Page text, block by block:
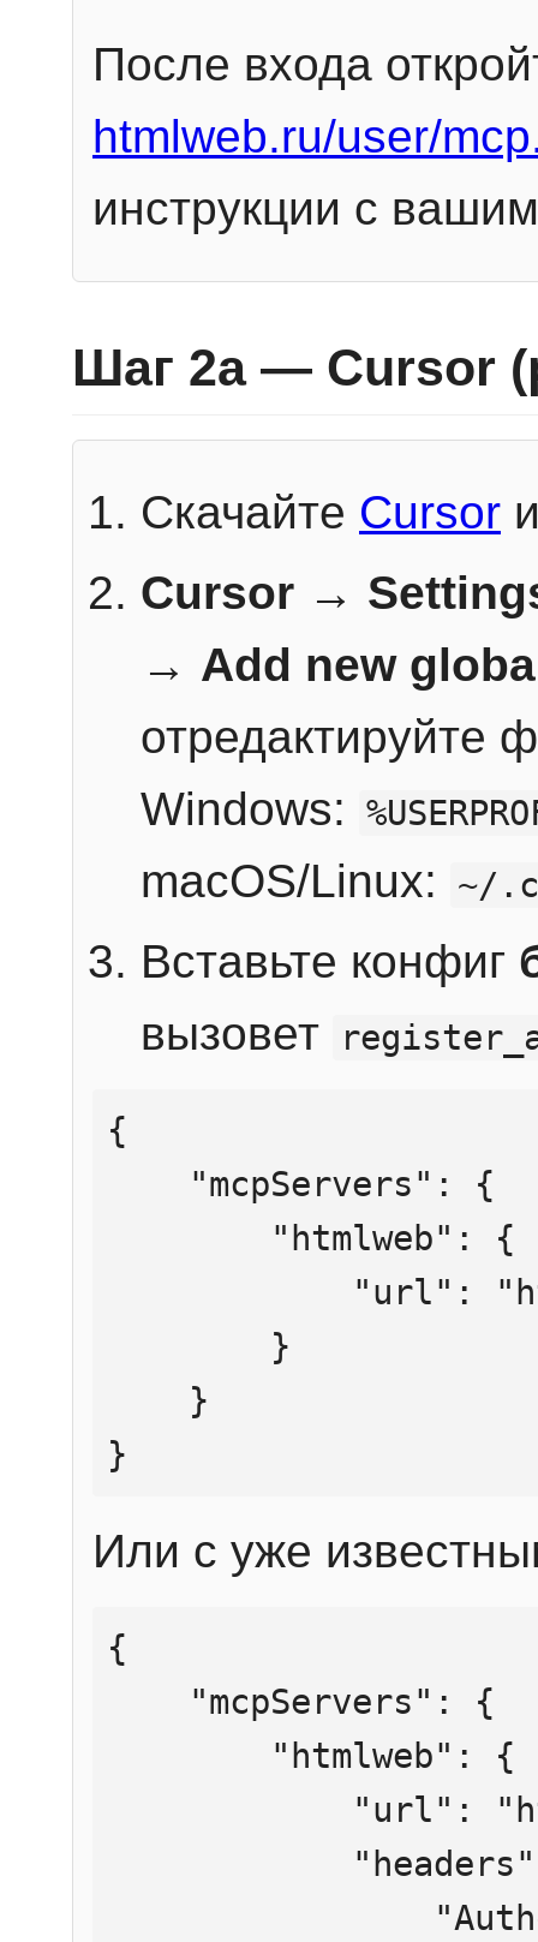
После входа
htmlweb.ru/user/
инструкции с
Шаг 2a — Cursor
Скачайте Cursor
Cursor →
→ Add new
отредактируйте
Windows:
macOS/Linux: ~/
Вставьте конфиг
вызовет
{
}
Или с уже
{